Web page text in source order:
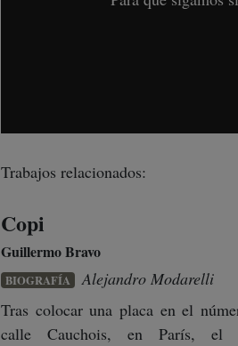
Trabajos relacionados:
Copi
Guillermo Bravo
BIOGRAFÍA
Alejandro Modarelli
Tras colocar una placa en el
calle Cauchois, en París, el